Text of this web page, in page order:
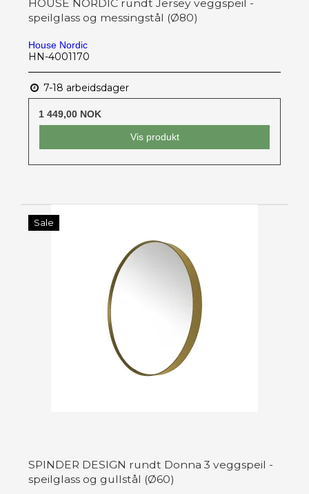
HOUSE NORDIC rundt Jersey veggspeil -
speilglass og messingstål (Ø80)
House Nordic
HN-4001170
7-18 arbeidsdager
1 449,00 NOK
Vis produkt
Sale
SPINDER DESIGN rundt Donna 3 veggspeil -
speilglass og gullstål (Ø60)